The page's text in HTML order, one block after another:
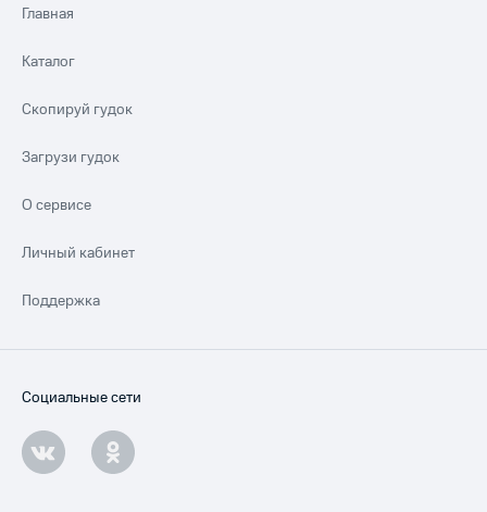
Главная
Каталог
Скопируй гудок
Загрузи гудок
О сервисе
Личный кабинет
Поддержка
Социальные сети